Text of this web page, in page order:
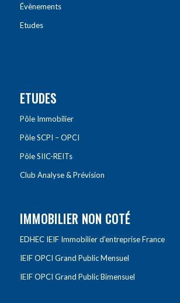
Évènements
Etudes
ETUDES
Pôle Immobilier
Pôle SCPI – OPCI
Pôle SIIC-REITs
Club Analyse & Prévision
IMMOBILIER NON COTÉ
EDHEC IEIF Immobilier d’entreprise France
IEIF OPCI Grand Public Mensuel
IEIF OPCI Grand Public Bimensuel